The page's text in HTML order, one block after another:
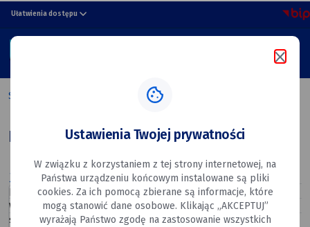
przejdź do nawigacji strony
przejdź do treści strony
przejdź do stopki strony
Kolejowa
20,
08-
530
Ułatwienia dostępu
MENU
Strona główna Kolejowa 20, 08-530 Dęblin
Kolejowa 20, 08-530 Dęblin
Apteki(Urzędowe, Biblioteki)
poniedziałek
08:00–18:00
wtorek
08:00–18:00
środa
08:00–18:00
Ustawienia Twojej prywatności
W związku z korzystaniem z tej strony internetowej, na
Państwa urządzeniu końcowym instalowane są pliki
cookies. Za ich pomocą zbierane są informacje, które
mogą stanowić dane osobowe. Klikając „AKCEPTUJ”
wyrażają Państwo zgodę na zastosowanie wszystkich